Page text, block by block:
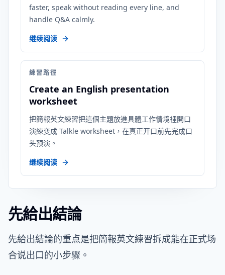
faster, speak without reading every line, and
handle Q&A calmly.
继续阅读
練習路徑
Create an English presentation
worksheet
把簡報英文練習把這個主題放進具體工作情境裡開口
演練变成 Talkle worksheet，在真正开口前先完成口
头预演。
继续阅读
先給出結論
先給出結論的重点是把簡報英文練習拆成能在正式场
合说出口的小步骤。